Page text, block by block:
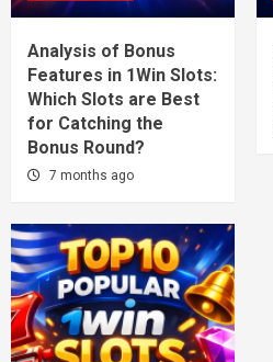
Analysis of Bonus
Features in 1Win Slots:
Which Slots are Best
for Catching the
Bonus Round?
7 months ago